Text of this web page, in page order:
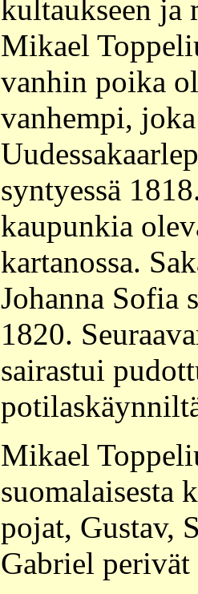
kultaukseen
Mikael
vanhin poika
vanhempi,
syntyessä
kaupunkia
kartanossa.
Johanna Sofia
1820.
sairastui
Mikael
suomalaisesta
pojat, Gustav,
Gabriel perivät